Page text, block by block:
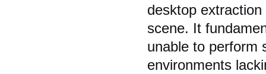
desktop
scene. It
unable to perform
environments